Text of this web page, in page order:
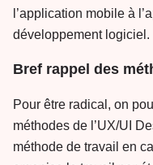
l’application mobile à
développement logiciel.
Bref rappel des
Pour être radical, on
méthodes de l’UX/UI
méthode de travail en